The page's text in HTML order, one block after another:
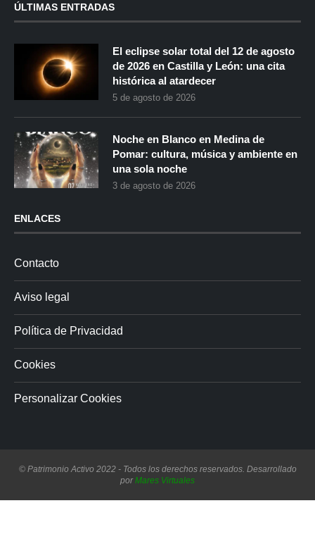
ÚLTIMAS ENTRADAS
El eclipse solar total del 12 de agosto
de 2026 en Castilla y León: una cita
histórica al atardecer
5 de agosto de 2026
Noche en Blanco en Medina de
Pomar: cultura, música y ambiente en
una sola noche
3 de agosto de 2026
ENLACES
Contacto
Aviso legal
Política de Privacidad
Cookies
Personalizar Cookies
© Patrimonio Activo 2022 - Todos los derechos reservados. Desarrollado
porMares Virtuales